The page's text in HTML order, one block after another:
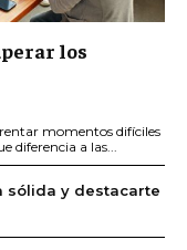
los
momentos difíciles
diferencia a las...
sólida y destacarte